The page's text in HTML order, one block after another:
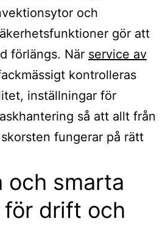
och
gör att
förlängs. När service av
kontrolleras
inställningar för
så att allt från
fungerar på rätt
och smarta
drift och